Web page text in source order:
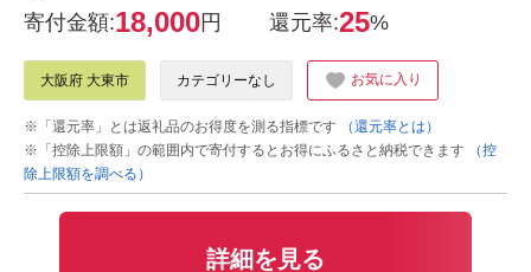
寄付金額:18,000円 還元率:25%
大阪府 大東市 カテゴリーなし お気に入り
※「還元率」とは返礼品のお得度を測る指標です
（還元率とは）
※「控除上限額」の範囲内で寄付するとお得にふるさと納税できます
（控
除上限額を調べる）
詳細を見る